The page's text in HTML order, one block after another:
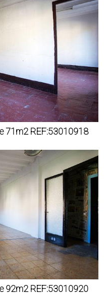
71m2 REF:53010918
92m2 REF:53010920